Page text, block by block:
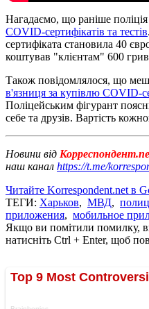
Нагадаємо, що раніше
COVID-сертифікатів та тестів
сертифіката становила 40
коштував "клієнтам" 600
Також повідомлялося, що
в'язниця за купівлю COVID-
Поліцейським фігурант
себе та друзів. Вартість
Новини від
наш канал https://t.me/
Читайте Korrespondent.net в
ТЕГИ: Харьков, МВД,
приложения, мобильное
Якщо ви помітили помилку,
натисніть Ctrl + Enter, щоб